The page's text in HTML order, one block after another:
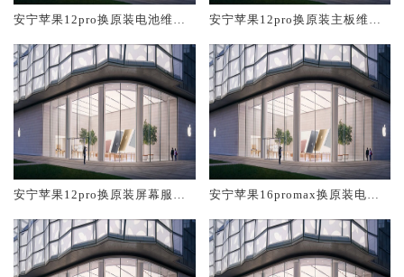
安宁苹果12pro换原装电池维修
安宁苹果12pro换原装主板维修
安宁苹果12pro换原装屏幕服务
安宁苹果16promax换原装电池